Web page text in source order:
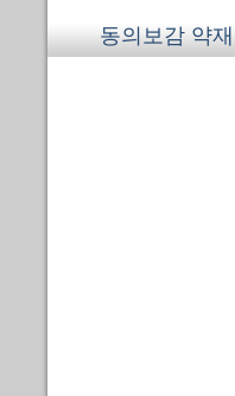
동의보감 약재